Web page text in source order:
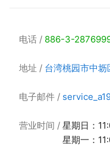
电话 886-3-
地址 台湾桃园市中
电子邮件
营业时间
星期日：
星期一：